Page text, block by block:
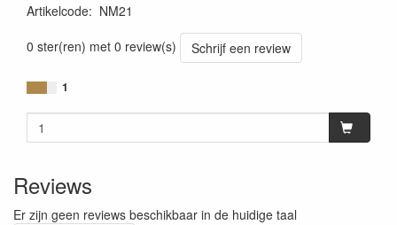
Artikelcode: NM21
0 ster(ren) met 0 review(s)
Schrijf een review
1
Reviews
Er zijn geen reviews beschikbaar in de huidige taal